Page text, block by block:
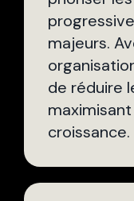
majeurs.
de réduire
croissance.